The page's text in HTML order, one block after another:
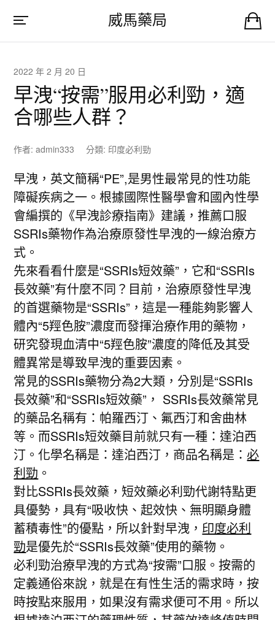
威馬藥局
2022 年 2 月 20 日
早洩“按需”服用必利勁，適
合哪些人群？
作者:admin333 分類: 印度必利勁
早洩，英文簡稱“PE”,是男性最常見的性功能
障礙疾病之一。根據國際性醫學會和國內性學
會編撰的《早洩診療指南》建議，推薦口服
SSRIs藥物作為治療原發性早洩的一線治療方
式。
先來看看什麼是“SSRIs短效藥”，它和“SSRIs
長效藥”有什麼不同？目前，治療原發性早洩
的首選藥物是“SSRIs”，這是一種能夠影響人
體內“5羥色胺”濃度而發揮治療作用的藥物，
研究發現血清中“5羥色胺”濃度的降低及其受
體異常是導致早洩的重要因素。
常見的SSRIs藥物分為2大類，分別是“SSRIs
長效藥”和“SSRIs短效藥”， SSRIs長效藥常見
的藥品名稱有：帕羅西汀、氟西汀和舍曲林
等。而SSRIs短效藥目前就只有一種：達泊西
汀。化學名稱是：達泊西汀，商品名稱是：必
利勁 。
對比SSRIs長效藥，短效藥必利勁代謝特點更
具優勢，具有“吸收快、起效快、無明顯身體
蓄積毒性”的優點，所以針對早洩， 印度必利
勁是優先於“SSRIs長效藥”使用的藥物。
必利勁治療早洩的方式為“按需”口服。按需的
定義通俗來說，就是在有性生活的需求時，按
時按點來服用，如果沒有需求便可不用。所以